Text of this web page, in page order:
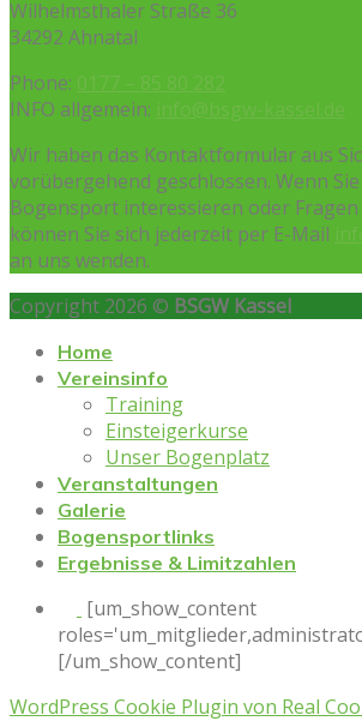
Wilhelmsthaler Straße 36
34292 Ahnatal
Phone: 0177 – 85 80 282
INFO allgemein: info@bsgw-kassel.de
Wir haben das Kontaktformular aus
vorübergehend geschlossen. Wenn
Bogensport interessieren oder Fragen
können Sie sich jederzeit per E-Mail
an uns wenden.
Copyright 2026 © BSGW Kassel
Home
Vereinsinfo
Training
Einsteigerkurse
Unser Bogenplatz
Veranstaltungen
Galerie
Bogensportlinks
Ergebnisse & Limitzahlen
[um_show_content
[/um_show_content]
WordPress Cookie Plugin von Real